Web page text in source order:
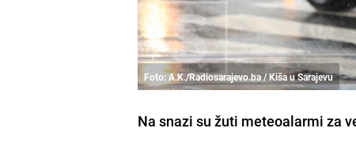
Foto: A.K./Radiosarajevo.ba / Kiša u Sarajevu
Na snazi su žuti meteoalarmi za